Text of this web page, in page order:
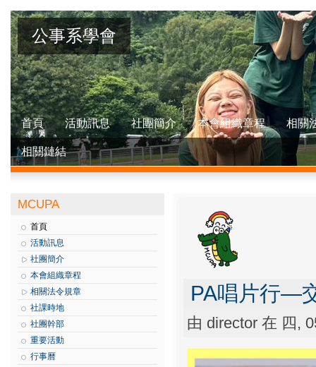
公事系學會
首頁 活動訊息 社團簡介 本會組織章程 相關
相關鏈結
MCUPA
首頁
活動訊息
社團簡介
本會組織章程
相關法令規章
社課時地
社團幹部
重要活動
行事曆
PA唱片行—
由 director在 四,